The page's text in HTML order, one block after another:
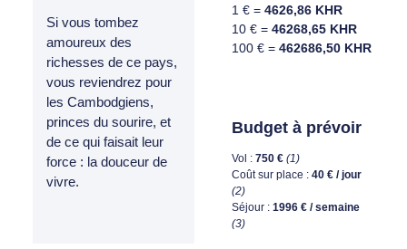
Si vous tombez
amoureux des
richesses de ce pays,
vous reviendrez pour
les Cambodgiens,
princes du sourire, et
de ce qui faisait leur
force : la douceur de
vivre.
1 € = 4626,86 KHR
10 € = 46268,65 KHR
100 € = 462686,50 KHR
Budget à prévoir
Vol : 750 € (1)
Coût sur place : 40 € / jour
(2)
Séjour : 1996 € / semaine
(3)